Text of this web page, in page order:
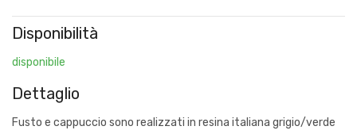
Disponibilità
disponibile
Dettaglio
Fusto e cappuccio sono realizzati in resina italiana grigio/verde